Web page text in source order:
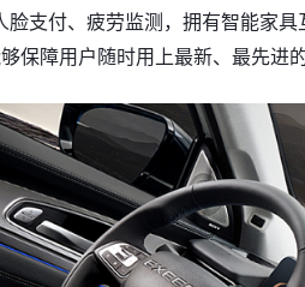
脸支付、疲劳监测，拥有智能家
保障用户随时用上最新、最先进的